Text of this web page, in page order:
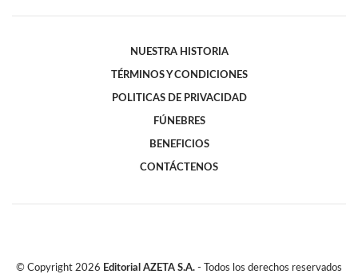
NUESTRA HISTORIA
TÉRMINOS Y CONDICIONES
POLITICAS DE PRIVACIDAD
FÚNEBRES
BENEFICIOS
CONTÁCTENOS
© Copyright 2026 Editorial AZETA S.A. - Todos los derechos reservados